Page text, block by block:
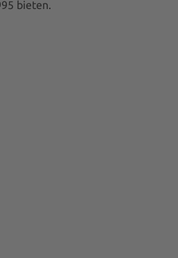
bieten.
Sternen